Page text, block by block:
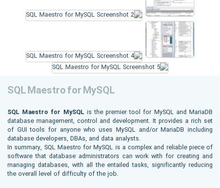
SQL Maestro for MySQL
SQL Maestro for MySQL is the premier tool for MySQL and MariaDB
database management, control and development. It provides a rich set
of GUI tools for anyone who uses MySQL and/or MariaDB including
database developers, DBAs, and data analysts.
In summary, SQL Maestro for MySQL is a complex and reliable piece of
software that database administrators can work with for creating and
managing databases, with all the entailed tasks, significantly reducing
the overall level of difficulty of the job.